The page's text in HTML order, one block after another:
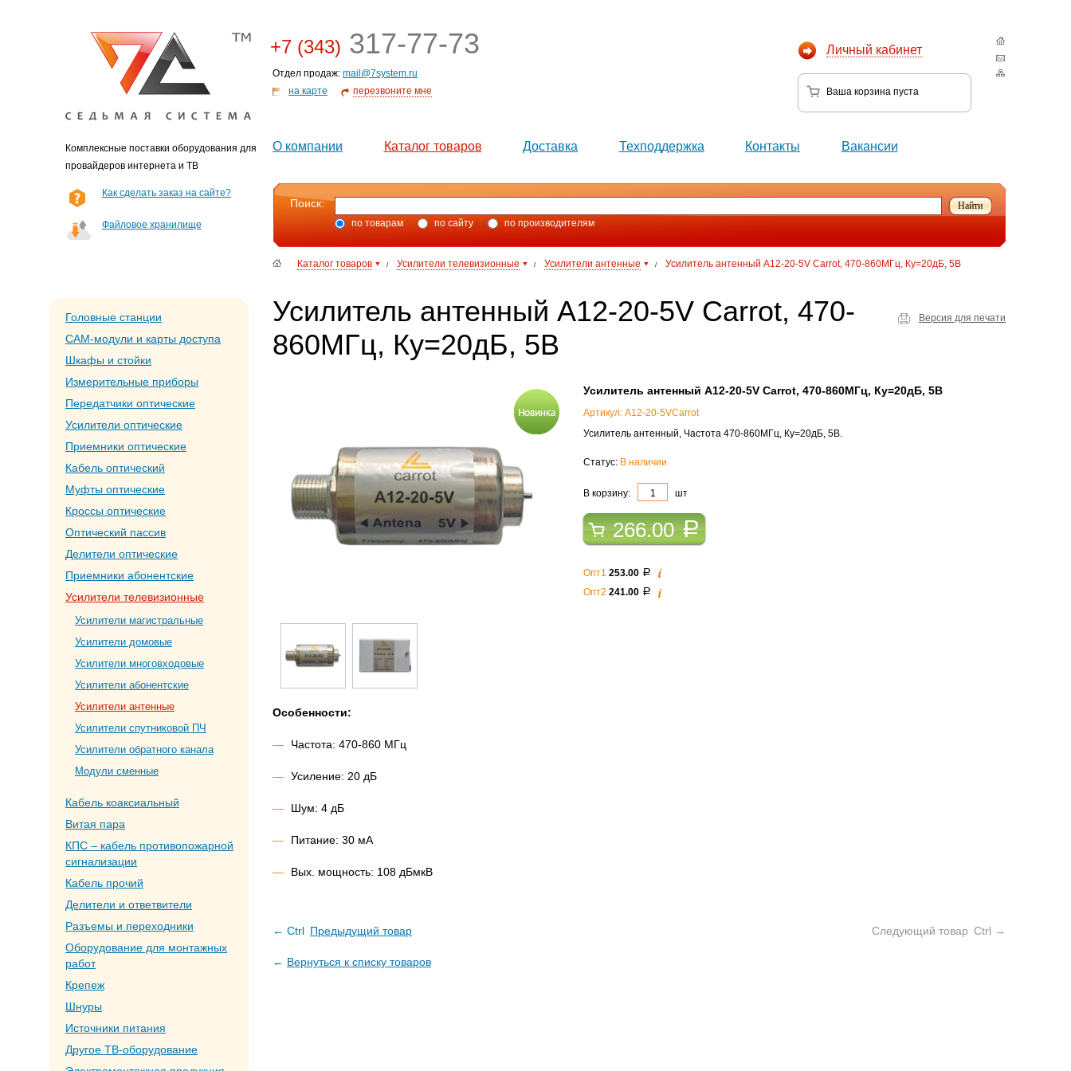
Комплексные поставки оборудования для
провайдеров интернета и ТВ
Личный кабинет
Ваша корзина пуста
+7 (343) 317-77-73
Отдел продаж: mail@7system.ru
на карте
перезвоните мне
О компании Каталог товаров Доставка Техподдержка Контакты Вакансии
Как сделать заказ на сайте?
Файловое хранилище
Поиск:
по товарам по сайту по производителям
Каталог товаров / Усилители телевизионные / Усилители антенные / Усилитель антенный A12-20-5V Carrot, 470-860МГц, Ку=20дБ, 5В
Головные станции
CAM-модули и карты доступа
Шкафы и стойки
Измерительные приборы
Передатчики оптические
Усилители оптические
Приемники оптические
Кабель оптический
Муфты оптические
Кроссы оптические
Оптический пассив
Делители оптические
Приемники абонентские
Усилители телевизионные
Усилители магистральные
Усилители домовые
Усилители многовходовые
Усилители абонентские
Усилители антенные
Усилители спутниковой ПЧ
Усилители обратного канала
Модули сменные
Кабель коаксиальный
Витая пара
КПС – кабель противопожарной
сигнализации
Кабель прочий
Делители и ответвители
Разъемы и переходники
Оборудование для монтажных
работ
Крепеж
Шнуры
Источники питания
Другое ТВ-оборудование
Версия для печати
Усилитель антенный A12-20-5V Carrot, 470-
860МГц, Ку=20дБ, 5В
Усилитель антенный A12-20-5V Carrot, 470-860МГц, Ку=20дБ, 5В
Артикул: A12-20-5VCarrot
Усилитель антенный, Частота 470-860МГц, Ку=20дБ, 5В.
Статус: В наличии
В корзину: шт
266.00a
Опт1 253.00 a i
Опт2 241.00 a i
Особенности:
Частота: 470-860 МГц
Усиление: 20 дБ
Шум: 4 дБ
Питание: 30 мА
Вых. мощность: 108 дБмкВ
← Ctrl Предыдущий товар Следующий товар Ctrl →
← Вернуться к списку товаров